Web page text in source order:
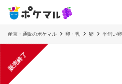
産直・通販のポケマル 卵・乳 卵 平飼い卵
販売終了